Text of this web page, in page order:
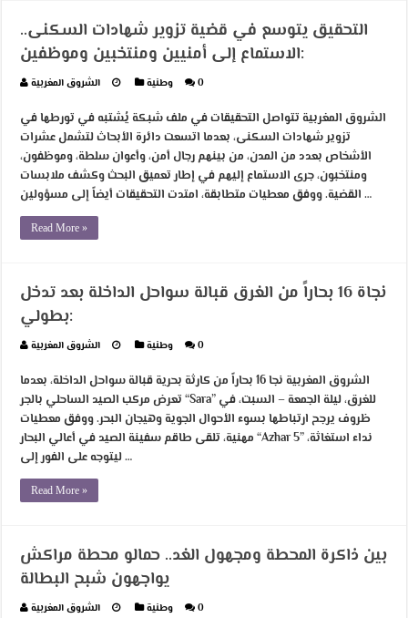
التحقيق يتوسع في قضية تزوير شهادات السكنى..
الاستماع إلى أمنيين ومنتخبين وموظفين:
الشروق المغربية وطنية 0
الشروق المغربية تتواصل التحقيقات في ملف شبكة يُشتبه في تورطها في
تزوير شهادات السكنى، بعدما اتسعت دائرة الأبحاث لتشمل عشرات
الأشخاص بعدد من المدن، من بينهم رجال أمن، وأعوان سلطة، وموظفون،
ومنتخبون، جرى الاستماع إليهم في إطار تعميق البحث وكشف ملابسات
القضية. ووفق معطيات متطابقة، امتدت التحقيقات أيضاً إلى مسؤولين …
Read More »
نجاة 16 بحاراً من الغرق قبالة سواحل الداخلة بعد تدخل
بطولي:
الشروق المغربية وطنية 0
الشروق المغربية نجا 16 بحاراً من كارثة بحرية قبالة سواحل الداخلة، بعدما
تعرض مركب الصيد الساحلي بالجر “Sara” للغرق، ليلة الجمعة – السبت، في
ظروف يرجح ارتباطها بسوء الأحوال الجوية وهيجان البحر. ووفق معطيات
مهنية، تلقى طاقم سفينة الصيد في أعالي البحار “Azhar 5” نداء استغاثة،
ليتوجه على الفور إلى …
Read More »
بين ذاكرة المحطة ومجهول الغد.. حمالو محطة مراكش
يواجهون شبح البطالة
الشروق المغربية وطنية 0